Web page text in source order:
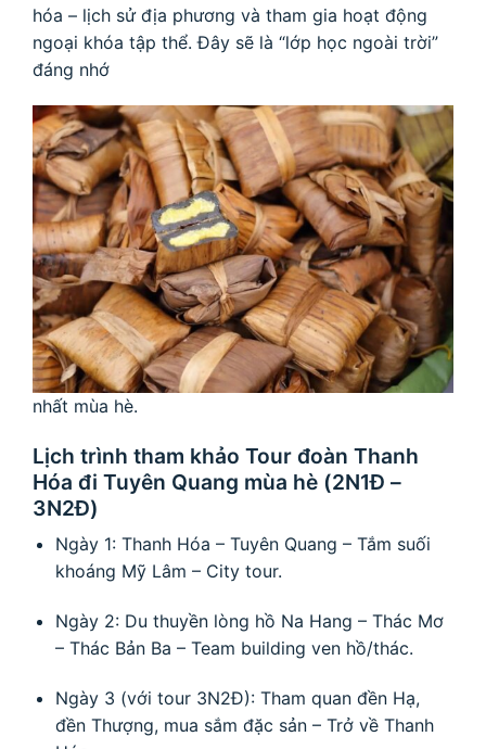
hóa – lịch sử địa phương và tham gia hoạt động
ngoại khóa tập thể. Đây sẽ là “lớp học ngoài trời”
đáng nhớ
nhất mùa hè.
Lịch trình tham khảo Tour đoàn Thanh
Hóa đi Tuyên Quang mùa hè (2N1Đ –
3N2Đ)
Ngày 1: Thanh Hóa – Tuyên Quang – Tắm suối
khoáng Mỹ Lâm – City tour.
Ngày 2: Du thuyền lòng hồ Na Hang – Thác Mơ
– Thác Bản Ba – Team building ven hồ/thác.
Ngày 3 (với tour 3N2Đ): Tham quan đền Hạ,
đền Thượng, mua sắm đặc sản – Trở về Thanh